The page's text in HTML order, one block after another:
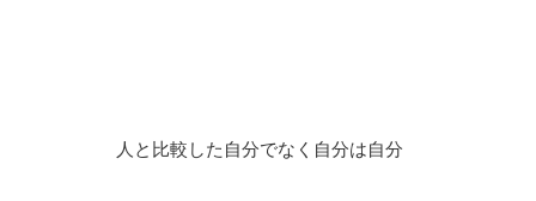
人と比較した自分でなく自分は自分